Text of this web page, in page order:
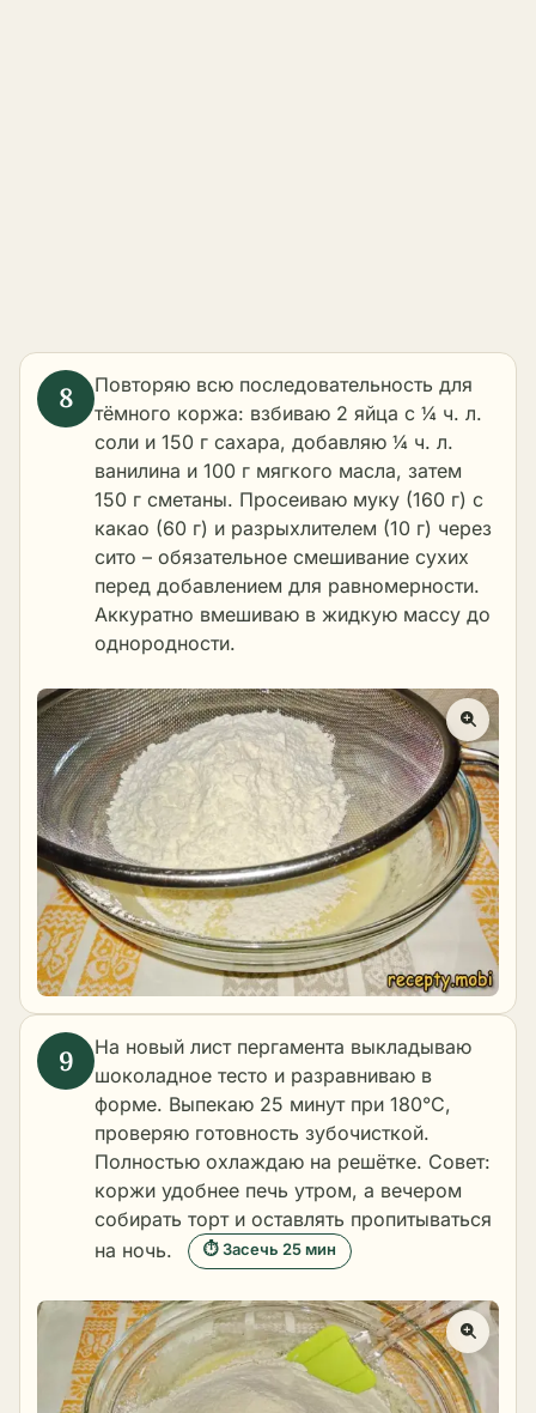
Повторяю всю последовательность для
тёмного коржа: взбиваю 2 яйца с ¼ ч. л.
соли и 150 г сахара, добавляю ¼ ч. л.
ванилина и 100 г мягкого масла, затем
150 г сметаны. Просеиваю муку (160 г) с
какао (60 г) и разрыхлителем (10 г) через
сито – обязательное смешивание сухих
перед добавлением для равномерности.
Аккуратно вмешиваю в жидкую массу до
однородности.
На новый лист пергамента выкладываю
шоколадное тесто и разравниваю в
форме. Выпекаю 25 минут при 180°C,
проверяю готовность зубочисткой.
Полностью охлаждаю на решётке. Совет:
коржи удобнее печь утром, а вечером
собирать торт и оставлять пропитываться
на ночь.
⏱ Засечь 25 мин